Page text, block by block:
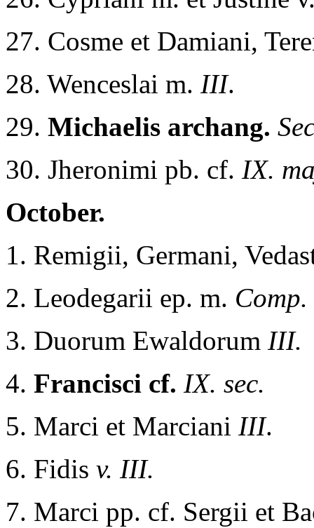
27. Cosme et Damiani,
28. Wenceslai m. III.
29. Michaelis archang.
30. Jheronimi pb. cf. IX.
October.
1. Remigii, Germani,
2. Leodegarii ep. m. Comp.
3. Duorum Ewaldorum III.
4. Francisci cf. IX. sec.
5. Marci et Marciani III.
6. Fidis v. III.
7. Marci pp. cf. Sergii et